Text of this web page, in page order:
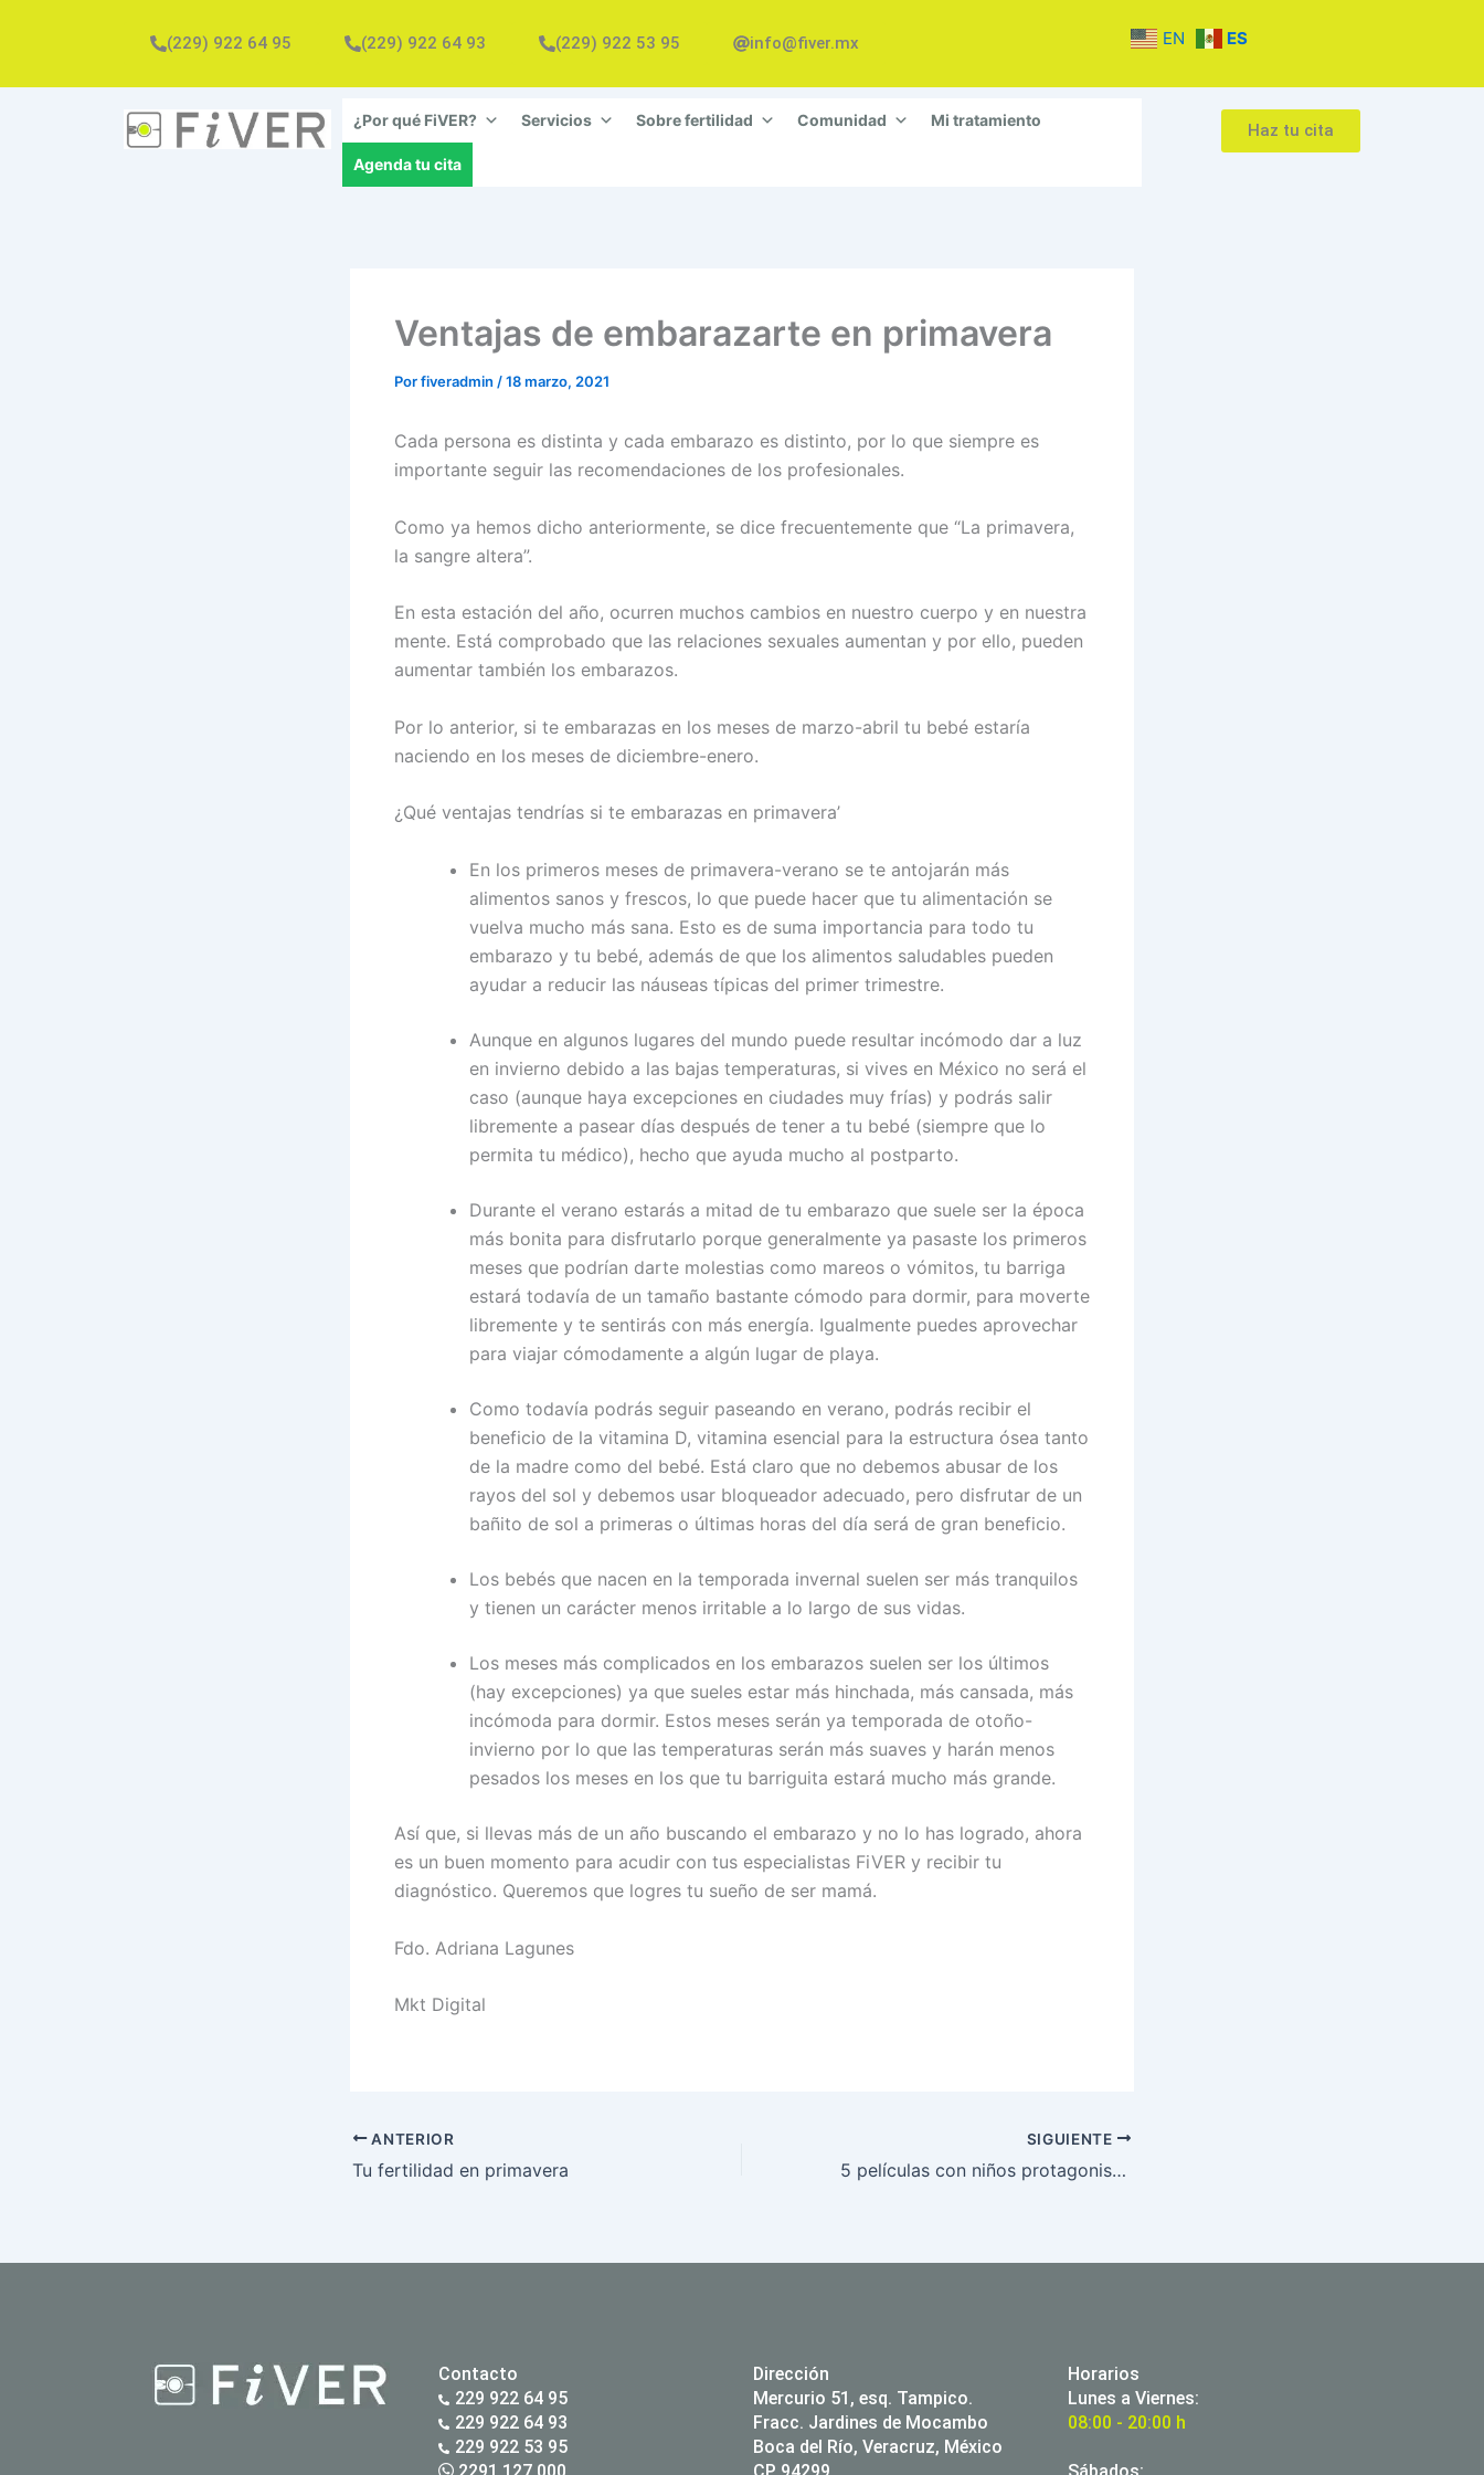
(229) 922 64 95 (229) 922 64 93 (229) 922 53 95 info@fiver.mx EN ES
¿Por qué FiVER? Servicios Sobre fertilidad Comunidad Mi tratamiento
Agenda tu cita
Haz tu cita
Ventajas de embarazarte en primavera
Porfiveradmin /18 marzo, 2021
Cada persona es distinta y cada embarazo es distinto, por lo que siempre es
importante seguir las recomendaciones de los profesionales.
Como ya hemos dicho anteriormente, se dice frecuentemente que “La primavera,
la sangre altera”.
En esta estación del año, ocurren muchos cambios en nuestro cuerpo y en nuestra
mente. Está comprobado que las relaciones sexuales aumentan y por ello, pueden
aumentar también los embarazos.
Por lo anterior, si te embarazas en los meses de marzo-abril tu bebé estaría
naciendo en los meses de diciembre-enero.
¿Qué ventajas tendrías si te embarazas en primavera’
En los primeros meses de primavera-verano se te antojarán más
alimentos sanos y frescos, lo que puede hacer que tu alimentación se
vuelva mucho más sana. Esto es de suma importancia para todo tu
embarazo y tu bebé, además de que los alimentos saludables pueden
ayudar a reducir las náuseas típicas del primer trimestre.
Aunque en algunos lugares del mundo puede resultar incómodo dar a luz
en invierno debido a las bajas temperaturas, si vives en México no será el
caso (aunque haya excepciones en ciudades muy frías) y podrás salir
libremente a pasear días después de tener a tu bebé (siempre que lo
permita tu médico), hecho que ayuda mucho al postparto.
Durante el verano estarás a mitad de tu embarazo que suele ser la época
más bonita para disfrutarlo porque generalmente ya pasaste los primeros
meses que podrían darte molestias como mareos o vómitos, tu barriga
estará todavía de un tamaño bastante cómodo para dormir, para moverte
libremente y te sentirás con más energía. Igualmente puedes aprovechar
para viajar cómodamente a algún lugar de playa.
Como todavía podrás seguir paseando en verano, podrás recibir el
beneficio de la vitamina D, vitamina esencial para la estructura ósea tanto
de la madre como del bebé. Está claro que no debemos abusar de los
rayos del sol y debemos usar bloqueador adecuado, pero disfrutar de un
bañito de sol a primeras o últimas horas del día será de gran beneficio.
Los bebés que nacen en la temporada invernal suelen ser más tranquilos
y tienen un carácter menos irritable a lo largo de sus vidas.
Los meses más complicados en los embarazos suelen ser los últimos
(hay excepciones) ya que sueles estar más hinchada, más cansada, más
incómoda para dormir. Estos meses serán ya temporada de otoño-
invierno por lo que las temperaturas serán más suaves y harán menos
pesados los meses en los que tu barriguita estará mucho más grande.
Así que, si llevas más de un año buscando el embarazo y no lo has logrado, ahora
es un buen momento para acudir con tus especialistas FiVER y recibir tu
diagnóstico. Queremos que logres tu sueño de ser mamá.
Fdo. Adriana Lagunes
Mkt Digital
ANTERIOR
Tu fertilidad en primavera
SIGUIENTE
5 películas con niños protagonistas
Contacto
229 922 64 95
229 922 64 93
229 922 53 95
Dirección
Mercurio 51, esq. Tampico.
Fracc. Jardines de Mocambo
Boca del Río, Veracruz, México
Horarios
Lunes a Viernes:
08:00 - 20:00 h